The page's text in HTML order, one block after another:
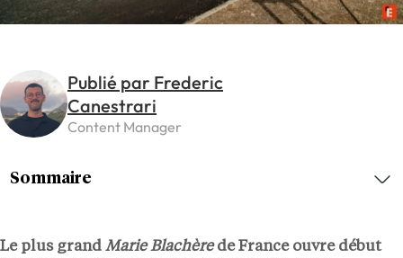
Publié par Frederic
Canestrari
Content Manager
Le plus grand Marie Blachèrede France ouvre début
Sommaire